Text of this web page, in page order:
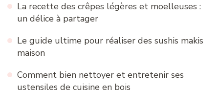
La recette des crêpes légères et moelleuses :
un délice à partager
Le guide ultime pour réaliser des sushis makis
maison
Comment bien nettoyer et entretenir ses
ustensiles de cuisine en bois